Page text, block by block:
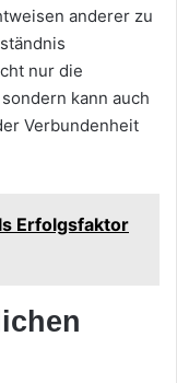
anderer zu
nur die
kann auch
Verbundenheit
Erfolgsfaktor